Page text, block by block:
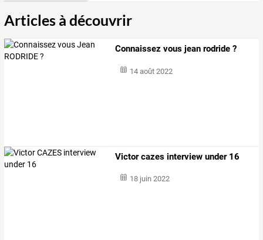
Articles à découvrir
Connaissez vous jean rodride ?
14 août 2022
Victor cazes interview under 16
18 juin 2022